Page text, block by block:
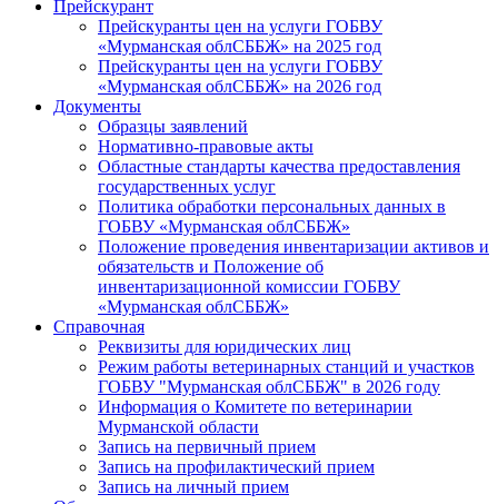
Прейскурант
Прейскуранты цен на услуги ГОБВУ
«Мурманская облСББЖ» на 2025 год
Прейскуранты цен на услуги ГОБВУ
«Мурманская облСББЖ» на 2026 год
Документы
Образцы заявлений
Нормативно-правовые акты
Областные стандарты качества предоставления
государственных услуг
Политика обработки персональных данных в
ГОБВУ «Мурманская облСББЖ»
Положение проведения инвентаризации активов и
обязательств и Положение об
инвентаризационной комиссии ГОБВУ
«Мурманская облСББЖ»
Справочная
Реквизиты для юридических лиц
Режим работы ветеринарных станций и участков
ГОБВУ "Мурманская облСББЖ" в 2026 году
Информация о Комитете по ветеринарии
Мурманской области
Запись на первичный прием
Запись на профилактический прием
Запись на личный прием